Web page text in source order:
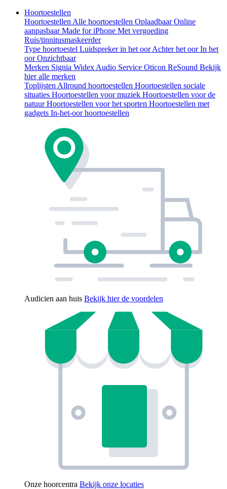
Hoortoestellen
Hoortoestellen Alle hoortoestellen OplaadbaarOnline
aanpasbaarMade for iPhone Met vergoeding
Ruis/tinnitusmaskeerder
Type hoortoestel Luidspreker in het oorAchter het oorIn het
oorOnzichtbaar
Merken Signia Widex Audio Service Oticon ReSound Bekijk
hier alle merken
Toplijsten Allround hoortoestellen Hoortoestellen sociale
situaties Hoortoestellen voor muziek Hoortoestellen voor de
natuurHoortoestellen voor het sporten Hoortoestellen met
gadgets In-het-oor hoortoestellen
Audicien aan huis Bekijk hier de voordelen
Onze hoorcentra Bekijk onze locaties